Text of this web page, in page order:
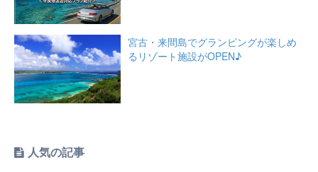
宮古・来間島でグランピングが楽しめ
るリゾート施設がOPEN♪
人気の記事